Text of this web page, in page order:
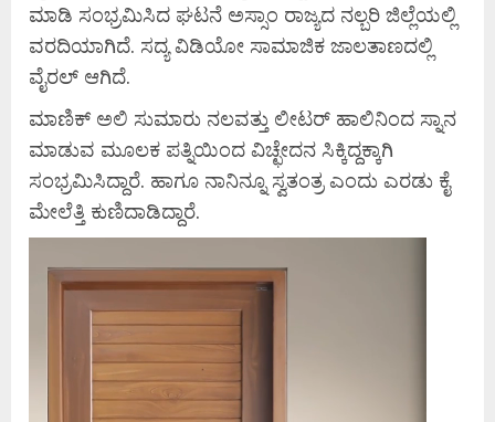
ಮಾಡಿ ಸಂಭ್ರಮಿಸಿದ ಘಟನೆ ಅಸ್ಸಾಂ ರಾಜ್ಯದ ನಲ್ಬರಿ ಜಿಲ್ಲೆಯಲ್ಲಿ
ವರದಿಯಾಗಿದೆ. ಸದ್ಯ ವಿಡಿಯೋ ಸಾಮಾಜಿಕ ಜಾಲತಾಣದಲ್ಲಿ
ವೈರಲ್ ಆಗಿದೆ.
ಮಾಣಿಕ್ ಅಲಿ ಸುಮಾರು ನಲವತ್ತು ಲೀಟ‌ರ್ ಹಾಲಿನಿಂದ ಸ್ನಾನ
ಮಾಡುವ ಮೂಲಕ ಪತ್ನಿಯಿಂದ ವಿಚ್ಛೇದನ ಸಿಕ್ಕಿದ್ದಕ್ಕಾಗಿ
ಸಂಭ್ರಮಿಸಿದ್ದಾರೆ. ಹಾಗೂ ನಾನಿನ್ನೂ ಸ್ವತಂತ್ರ ಎಂದು ಎರಡು ಕೈ
ಮೇಲೆತ್ತಿ ಕುಣಿದಾಡಿದ್ದಾರೆ.